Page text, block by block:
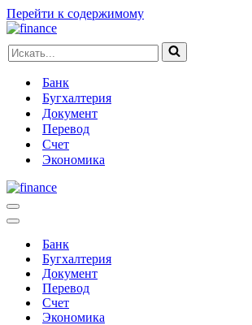
Перейти к содержимому
Искать...
Банк
Бугхалтерия
Документ
Перевод
Счет
Экономика
Меню
навигации
Меню
навигацииБанк
Бугхалтерия
Документ
Перевод
Счет
Экономика